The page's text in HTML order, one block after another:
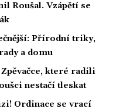
Roušal. Vzápětí se
Přírodní triky,
a domu
Zpěvačce, které radili
nestačí tleskat
Ordinace se vrací